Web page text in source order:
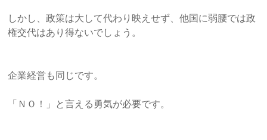
柱
に
た、
質
しかし、政策は大して代わり映えせず、他国に弱腰では政
権交代はあり得ないでしょう。
企業経営も同じです。
「ＮＯ！」と言える勇気が必要です。